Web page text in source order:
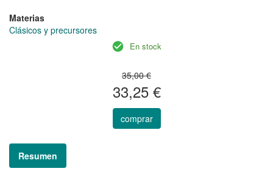
Materias
Clásicos y precursores
En stock
35,00 €
33,25 €
comprar
Resumen